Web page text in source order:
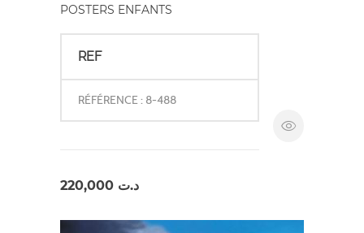
POSTERS ENFANTS
REF
RÉFÉRENCE : 8-488
د.ت